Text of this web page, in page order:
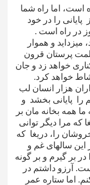
است، اما راه شما
را در خود
در راه است .
میزداید و هموار
پرستان قرون
خواهد زد و جان
خواهد کرد.
هزار انسان لب
را پایانی بخشد و
ما همه بخانه مان بر
که مرا ديگر توانی
را، دریغا که
سالهای غم و
در بر گیرم و بر گونه
آرزو داشتم در
اما ستاره عمر